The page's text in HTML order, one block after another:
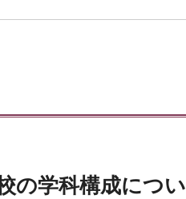
の学科構成につ